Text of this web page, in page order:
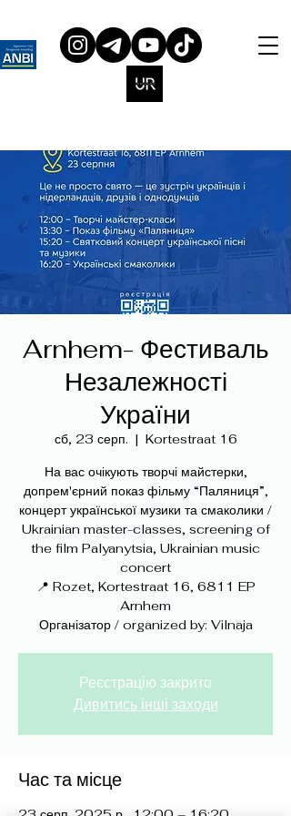
Arnhem- Фестиваль
Незалежності
України
сб, 23 серп.
  |
Kortestraat 16
На вас очікують творчі майстерки,
допрем'єрний показ фільму “Паляниця”,
концерт української музики та смаколики /
Ukrainian master-classes, screening of
the film Palyanytsia, Ukrainian music
concert
📍 Rozet, Kortestraat 16, 6811 EP
Arnhem
Організатор / organized by: Vilnaja
Реєстрацію закрито
Дивитись інші заходи
Час та місце